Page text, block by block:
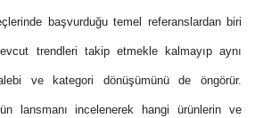
başvurduğu temel referanslardan biri
trendleri takip etmekle kalmayıp aynı
ve kategori dönüşümünü de öngörür.
lansmanı incelenerek hangi ürünlerin ve